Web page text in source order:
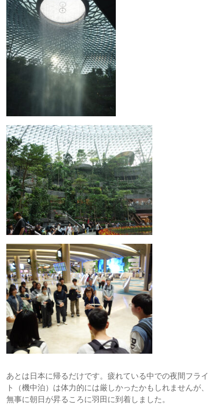
あとは日本に帰るだけです。疲れている中での夜間フライ
ト（機中泊）は体力的には厳しかったかもしれませんが、
無事に朝日が昇るころに羽田に到着しました。